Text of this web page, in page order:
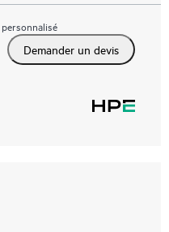
Demander un devis